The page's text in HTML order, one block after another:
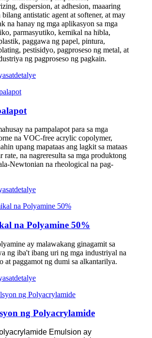
dispersion, at adhesion, maaaring
bilang antistatic agent at softener, at may
na hanay ng mga aplikasyon sa mga
parmasyutiko, kemikal na hibla,
paggawa ng papel, pintura,
pestisidyo, pagproseso ng metal, at
ng pagproseso ng pagkain.
detalye
na pampalapot para sa mga
na VOC-free acrylic copolymer,
upang mapataas ang lagkit sa mataas
rate, na nagreresulta sa mga produktong
Newtonian na rheological na pag-
detalye
na Polyamine 50%
ay malawakang ginagamit sa
ng iba't ibang uri ng mga industriyal na
at paggamot ng dumi sa alkantarilya.
detalye
ng Polyacrylamide
Emulsion ay